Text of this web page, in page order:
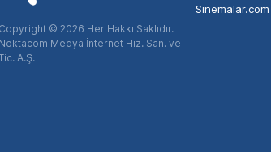
Copyright © 2026 Her Hakkı Saklıdır.
Noktacom Medya İnternet Hiz. San. ve
A.Ş.
Sinemalar.com